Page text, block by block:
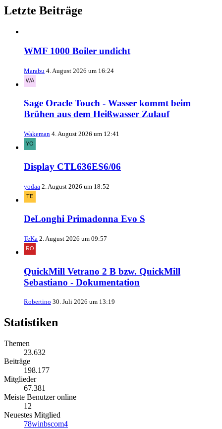
Letzte Beiträge
WMF 1000 Boiler undicht
Marabu 4. August 2026 um 16:24
Sage Oracle Touch - Wasser kommt beim
Brühen aus dem Heißwasser Zulauf
Wakeman 4. August 2026 um 12:41
Display CTL636ES6/06
yodaa 2. August 2026 um 18:52
DeLonghi Primadonna Evo S
TeKa 2. August 2026 um 09:57
QuickMill Vetrano 2 B bzw. QuickMill
Sebastiano - Dokumentation
Robertino 30. Juli 2026 um 13:19
Statistiken
Themen
23.632
Beiträge
198.177
Mitglieder
67.381
Meiste Benutzer online
12
Neuestes Mitglied
78winbscom4